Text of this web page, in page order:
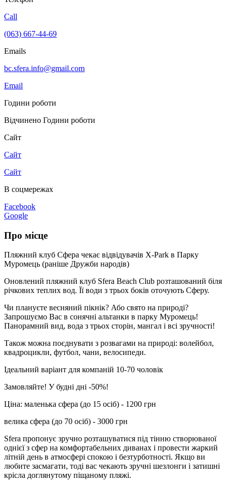
Call
(063) 667-44-69
Emails
bc.sfera.info@gmail.com
Email
Години роботи
Відчинено Години роботи
Сайт
Сайт
Сайт
В соцмережах
Facebook
Google
Про місце
Пляжний клуб Сфера чекає відвідувачів X-Park в Парку
Муромець (раніше Дружби народів)
Оновлений пляжний клуб Sfera Beach Club розташований біля
річкових теплих вод. Її води з трьох боків оточують Сферу.
Чи плануєте весняний пікнік? Або свято на природі?
Запрошуємо Вас в сонячні альтанки в парку Муромець!
Панорамний вид, вода з трьох сторін, мангал і всі зручності!
Також можна поєднувати з розвагами на природі: волейбол,
квадроцикли, футбол, чани, велосипеди.
Ідеальний варіант для компаній 10-70 чоловік
Замовляйте! У будні дні -50%!
Ціна: маленька сфера (до 15 осіб) - 1200 грн
велика сфера (до 70 осіб) - 3000 грн
Sfera пропонує зручно розташуватися під тінню створюваної
однієї з сфер на комфортабельних диванах і провести жаркий
літній день в атмосфері спокою і безтурботності. Якщо ви
любите засмагати, тоді вас чекають зручні шезлонги і затишні
крісла доглянутому піщаному пляжі.